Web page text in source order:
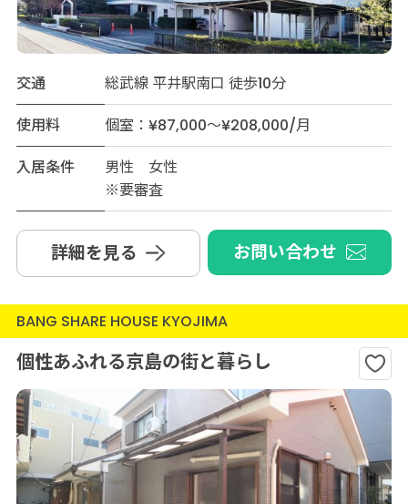
交通
総武線 平井駅南口 徒歩10分
使用料
個室：¥87,000～¥208,000/月
入居条件
男性 女性
※要審査
詳細を見る お問い合わせ
BANG SHARE HOUSE KYOJIMA
個性あふれる京島の街と暮らし